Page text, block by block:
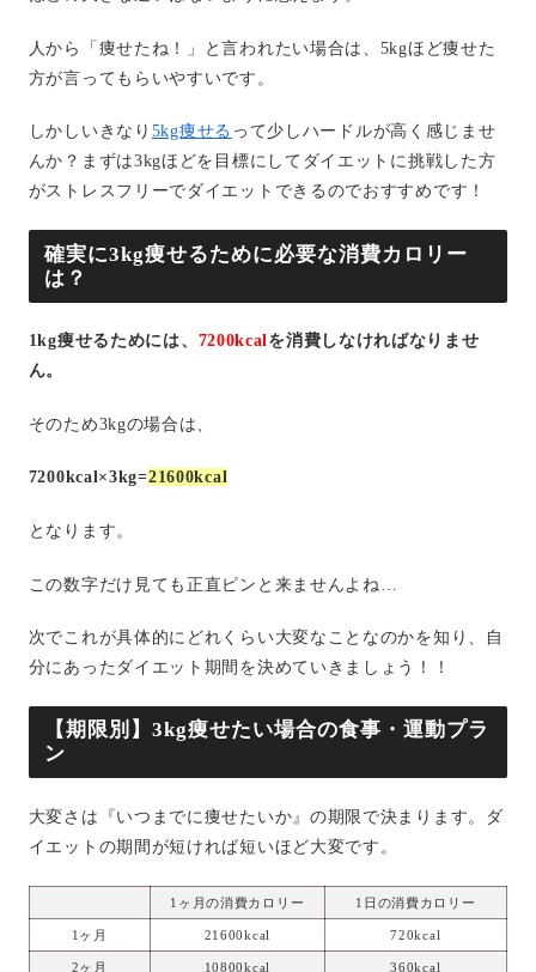
人から「痩せたね！」と言われたい場合は、5kgほど痩せた
方が言ってもらいやすいです。
しかしいきなり 5kg痩せる って少しハードルが高く感じませ
んか？まずは3kgほどを目標にしてダイエットに挑戦した方
がストレスフリーでダイエットできるのでおすすめです！
確実に3kg痩せるために必要な消費カロリー
は？
1kg痩せるためには、 7200kcalを消費しなければなりませ
ん。
そのため3kgの場合は、
7200kcal×3kg=21600kcal
となります。
この数字だけ見ても正直ピンと来ませんよね…
次でこれが具体的にどれくらい大変なことなのかを知り、自
分にあったダイエット期間を決めていきましょう！！
【期限別】3kg痩せたい場合の食事・運動プラ
ン
大変さは『いつまでに痩せたいか』の期限で決まります。ダ
イエットの期間が短ければ短いほど大変です。
1ヶ月の消費カロリー 1日の消費カロリー
1ヶ月 21600kcal 720kcal
2ヶ月 10800kcal 360kcal